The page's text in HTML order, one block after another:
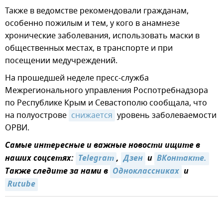
Также в ведомстве рекомендовали гражданам,
особенно пожилым и тем, у кого в анамнезе
хронические заболевания, использовать маски в
общественных местах, в транспорте и при
посещении медучреждений.
На прошедшей неделе пресс-служба
Межрегионального управления Роспотребнадзора
по Республике Крым и Севастополю сообщала, что
на полуострове снижается уровень заболеваемости
ОРВИ.
Самые интересные и важные новости ищите в
наших соцсетях: Telegram, Дзен и ВКонтакте.
Также следите за нами в Одноклассниках и
Rutube